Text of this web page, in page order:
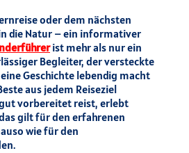
oder dem nächsten
die Natur – ein informativer
ist mehr als nur ein
Begleiter, der versteckte
Geschichte lebendig macht
aus jedem Reiseziel
vorbereitet reist, erlebt
gilt für den erfahrenen
wie für den